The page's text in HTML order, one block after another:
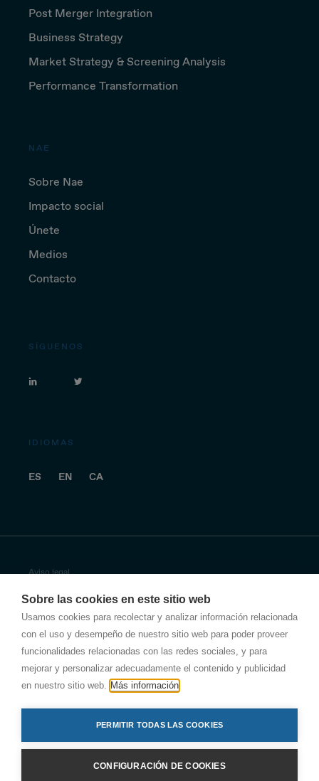
Sobre las cookies en este sitio web
Usamos cookies para recolectar y analizar información relacionada
con el uso y desempeño de nuestro sitio web para poder proveer
funcionalidades relacionadas con las redes sociales, y para
mejorar y personalizar adecuadamente el contenido y publicidad
en nuestro sitio web. Más información
PERMITIR TODAS LAS COOKIES
CONFIGURACIÓN DE COOKIES
Post Merger Integration
Business Strategy
Market Strategy & Screening Analysis
Performance Transformation
NAE
Sobre Nae
Impacto social
Únete
Medios
Contacto
SÍGUENOS
IDIOMAS
ES EN CA
Aviso legal
Política de privacidad
Política de privacidad de Antala
Política de empresa